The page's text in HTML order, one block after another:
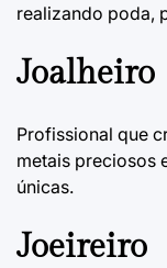
realizando poda,
Joalheiro
Profissional que
metais preciosos
únicas.
Joeireiro